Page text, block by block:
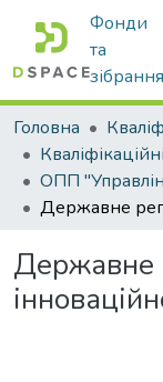
Фонди
та
зібрання
Головна
Державне